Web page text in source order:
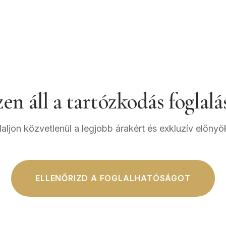
áll a tartózkodás
közvetlenül a legjobb árakért és exkluzív
ELLENŐRIZD A FOGLALHATÓSÁGOT